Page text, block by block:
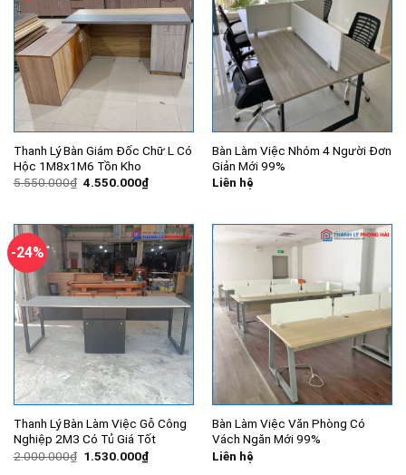
Thanh Lý Bàn Giám Đốc Chữ L Có
Hộc 1M8x1M6 Tồn Kho
5.550.000₫ Giá
4.550.000₫Giá
hiện
4.550.000₫.
Bàn Làm Việc Nhóm 4 Người Đơn
Giản Mới 99%
Liên hệ
-24%
Thanh Lý Bàn Làm Việc Gỗ Công
Nghiệp 2M3 Có Tủ Giá Tốt
2.000.000₫ Giá
1.530.000₫Giá
hiện
Bàn Làm Việc Văn Phòng Có
Vách Ngăn Mới 99%
Liên hệ